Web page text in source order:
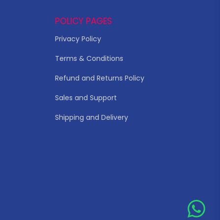
POLICY PAGES
Privacy Policy
Terms & Conditions
Refund and Returns Policy
Sales and Support
Shipping and Delivery